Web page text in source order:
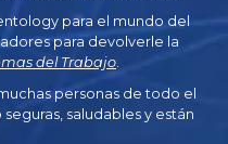
para el mundo del
para devolverle la
del Trabajo.
personas de todo el
saludables y están